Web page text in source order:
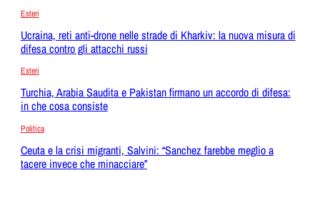
Esteri
Ucraina, reti anti-drone nelle strade di Kharkiv: la nuova misura di
difesa contro gli attacchi russi
Esteri
Turchia, Arabia Saudita e Pakistan firmano un accordo di difesa:
in che cosa consiste
Politica
Ceuta e la crisi migranti, Salvini: “Sanchez farebbe meglio a
tacere invece che minacciare”